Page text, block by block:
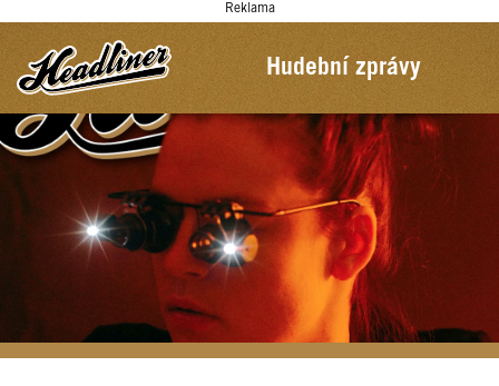
Reklama
Hudební zprávy